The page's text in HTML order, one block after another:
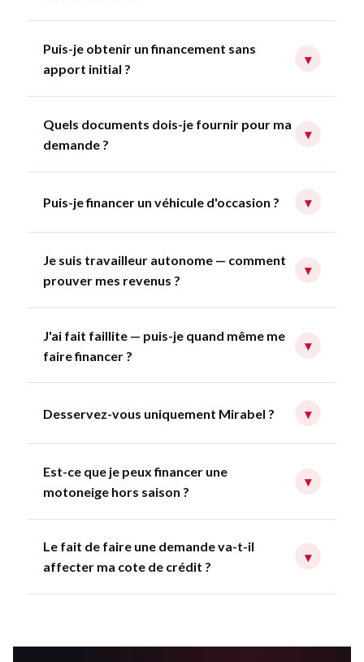
Puis-je obtenir un financement sans
apport initial ?
▾
Quels documents dois-je fournir pour ma
demande ?
▾
Puis-je financer un véhicule d'occasion ? ▾
Je suis travailleur autonome — comment
prouver mes revenus ?
▾
J'ai fait faillite — puis-je quand même me
faire financer ?
▾
Desservez-vous uniquement Mirabel ? ▾
Est-ce que je peux financer une
motoneige hors saison ?
▾
Le fait de faire une demande va-t-il
affecter ma cote de crédit ?
▾